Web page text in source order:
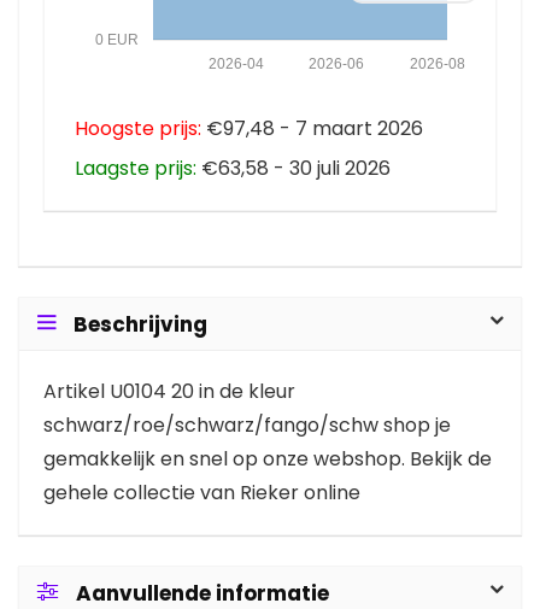
0 EUR
2026-08
2026-06
2026-04
Hoogste prijs: €97,48 - 7 maart 2026
Laagste prijs: €63,58 - 30 juli 2026
Beschrijving
Artikel U0104 20 in de kleur
schwarz/roe/schwarz/fango/schw shop je
gemakkelijk en snel op onze webshop. Bekijk de
gehele collectie van Rieker online
Aanvullende informatie